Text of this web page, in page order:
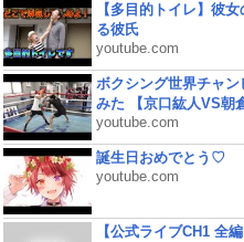
【多目的トイレ】彼
る彼氏
youtube.com
ボクシング世界チャ
みた 【京口紘人VS朝
youtube.com
誕生日おめでとう♡
youtube.com
【公式ライブCH1 全